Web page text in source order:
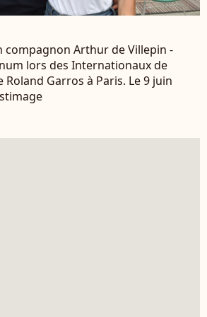
compagnon Arthur de Villepin -
lors des Internationaux de
Roland Garros à Paris. Le 9 juin